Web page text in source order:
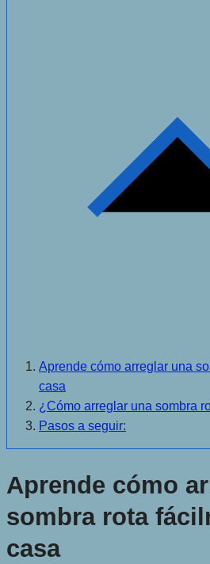
Aprende cómo arreglar una
casa
¿Cómo arreglar una sombra
Pasos a seguir:
Aprende cómo
sombra rota
casa